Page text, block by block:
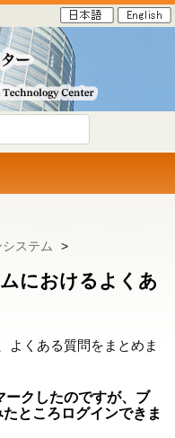
ステム >
におけるよくあ
よくある質問をまとめま
ークしたのですが、ブ
ところログインできま